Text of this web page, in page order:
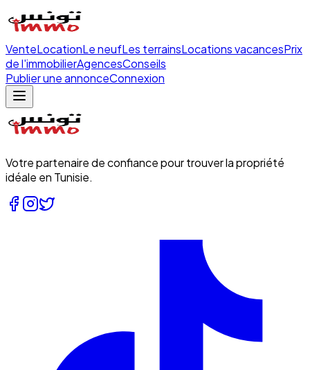
VenteLocationLe neufLes terrainsLocations vacancesPrix
de l'immobilierAgencesConseils
Publier une annonceConnexion
Votre partenaire de confiance pour trouver la propriété
idéale en Tunisie.